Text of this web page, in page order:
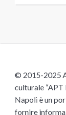
© 2015-2025
culturale “APT
Napoli è un
fornire